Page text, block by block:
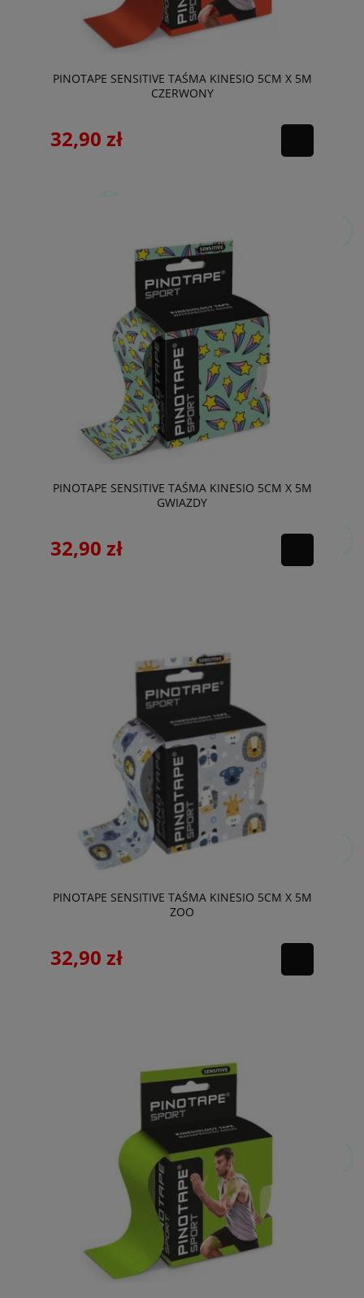
PINOTAPE SENSITIVE TAŚMA KINESIO 5CM X 5M
CZERWONY
32,90 zł
PINOTAPE SENSITIVE TAŚMA KINESIO 5CM X 5M
GWIAZDY
32,90 zł
PINOTAPE SENSITIVE TAŚMA KINESIO 5CM X 5M
ZOO
32,90 zł